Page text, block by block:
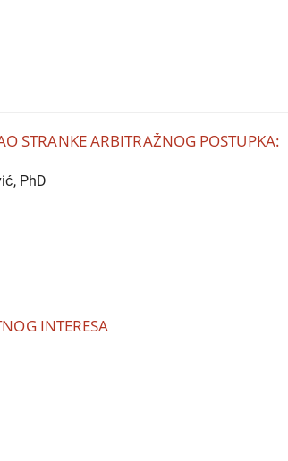
STRANKE ARBITRAŽNOG POSTUPKA:
PhD
INTERESA